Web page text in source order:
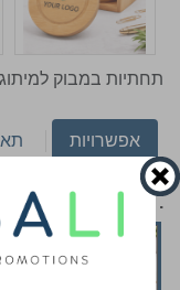
תחתיות במבוק למיתוג
אפשרויות
.